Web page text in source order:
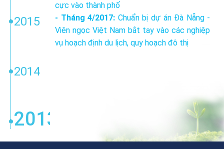
2015
2014
2013
cực vào thành phố
- Tháng 4/2017: Chuẩn bị dự án Đà Nẵng -
Viên ngọc Việt Nam bắt tay vào các nghiệp
vụ hoạch định du lịch, quy hoạch đô thị